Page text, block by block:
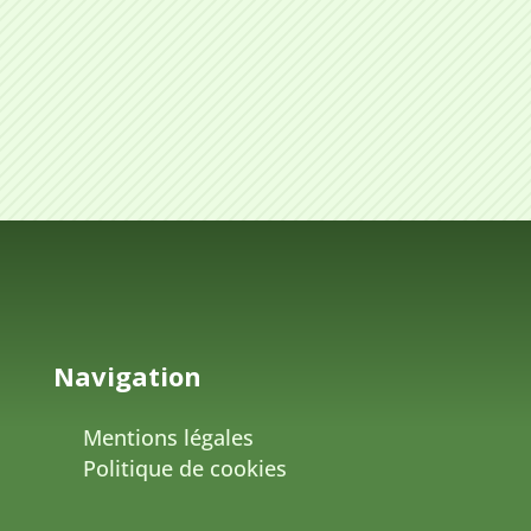
Navigation
Mentions légales
Politique de cookies